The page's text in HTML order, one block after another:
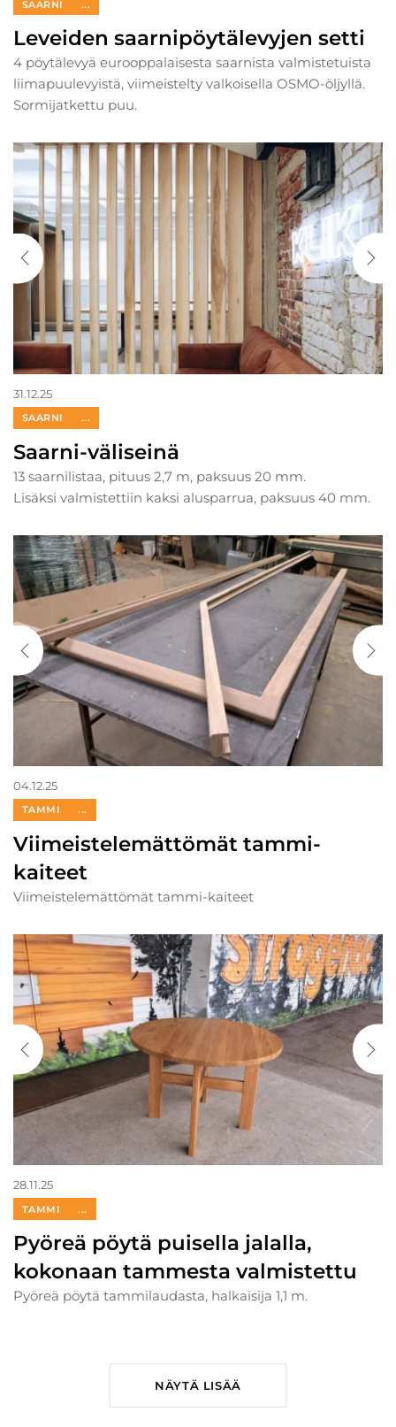
SAARNI ...
Leveiden saarnipöytälevyjen setti
4 pöytälevyä eurooppalaisesta saarnista valmistetuista
liimapuulevyistä, viimeistelty valkoisella OSMO-öljyllä.
Sormijatkettu puu.
31.12.25
SAARNI ...
Saarni-väliseinä
13 saarnilistaa, pituus 2,7 m, paksuus 20 mm.
Lisäksi valmistettiin kaksi alusparrua, paksuus 40 mm.
04.12.25
TAMMI ...
Viimeistelemättömät tammi-
kaiteet
Viimeistelemättömät tammi-kaiteet
28.11.25
TAMMI ...
Pyöreä pöytä puisella jalalla,
kokonaan tammesta valmistettu
Pyöreä pöytä tammilaudasta, halkaisija 1,1 m.
NÄYTÄ LISÄÄ